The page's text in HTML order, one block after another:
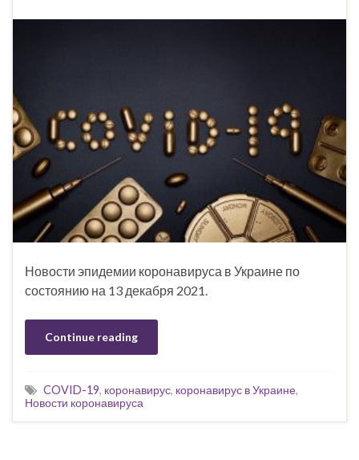
Новости эпидемии коронавируса в Украине по
состоянию на 13 декабря 2021.
Continue reading
COVID-19, коронавирус, коронавирус в Украине,
Новости коронавируса